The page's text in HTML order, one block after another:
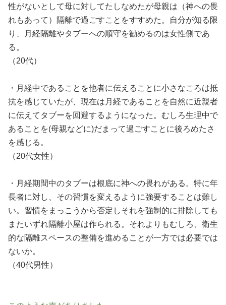
性がないとして母に対してたしなめたが母親は（神への畏
れもあって）隔離で過ごすことをすすめた。自分が知る限
り、月経隔離やタブーへの順守を勧めるのは女性側であ
る。
（20代）
・月経中であることを他者に伝えることに小さなころは抵
抗を感じていたが、現在は月経であることを自然に近親者
に伝えてタブーを回避するようになった。むしろ生理中で
あることを(母親などに)だまって過ごすことに後ろめたさ
を感じる。
（20代女性）
・月経期間中のタブーは根底に神への畏れがある。特に年
長者に対し、その習慣を変えるように強要することは難し
い。習慣をまっこうから否定しそれを強制的に排除しても
またいずれ隔離小屋は作られる。それよりもむしろ、衛生
的な隔離スペースの整備を進めることが一方では必要では
ないか。
（40代男性）